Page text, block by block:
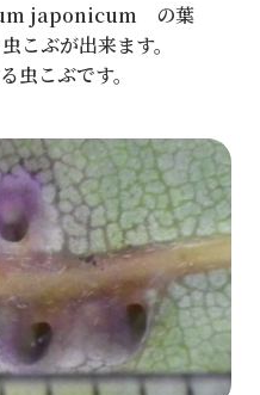
japonicum の葉
こぶが出来ます。
虫こぶです。